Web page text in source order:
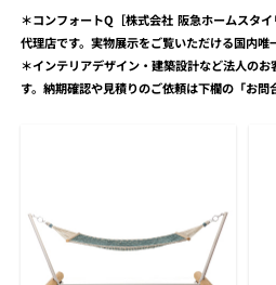
＊コンフォートQ［株式会社 阪急ホームスタ
代理店です。実物展示をご覧いただける国内唯
＊インテリアデザイン・建築設計など法人の
す。納期確認や見積りのご依頼は下欄の「お問